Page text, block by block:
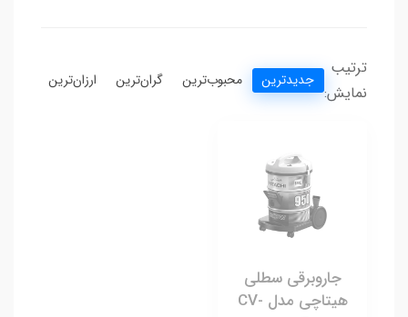
ترتیب
نمایش:
جدیدترین محبوب‌ترین گران‌ترین ارزان‌ترین
جاروبرقی سطلی
هیتاچی مدل CV-